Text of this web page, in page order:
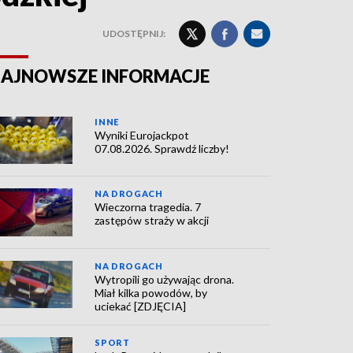
UDOSTĘPNIJ:
INFORMACJE
INNE
Wyniki Eurojackpot
07.08.2026. Sprawdź liczby!
NA DROGACH
Wieczorna tragedia. 7
zastępów straży w akcji
NA DROGACH
Wytropili go używając drona.
Miał kilka powodów, by
uciekać [ZDJĘCIA]
SPORT